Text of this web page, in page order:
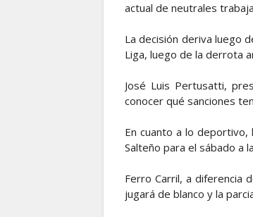
actual de neutrales
La decisión deriva luego
Liga, luego de la derrota
José Luis Pertusatti,
conocer qué sanciones
En cuanto a lo
Salteño para el sábado a
Ferro Carril, a diferencia
jugará de blanco y la